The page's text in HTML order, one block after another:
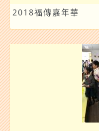
2018福傳嘉年華